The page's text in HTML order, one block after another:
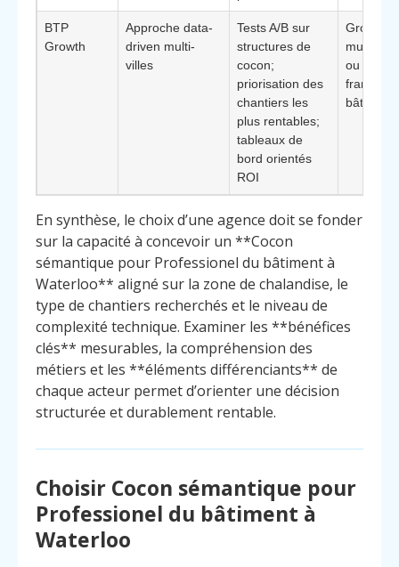
BTP
Growth
Approche data-
driven multi-
villes
Tests A/B sur
structures de
cocon;
priorisation des
chantiers les
plus rentables;
tableaux de
bord orientés
ROI
Groupes
multi-
ou
bâtiment
En synthèse, le choix d’une agence doit se fonder
sur la capacité à concevoir un **Cocon
sémantique pour Professionel du bâtiment à
Waterloo** aligné sur la zone de chalandise, le
type de chantiers recherchés et le niveau de
complexité technique. Examiner les **bénéfices
clés** mesurables, la compréhension des
métiers et les **éléments différenciants** de
chaque acteur permet d’orienter une décision
structurée et durablement rentable.
Choisir Cocon sémantique pour
Professionel du bâtiment à
Waterloo